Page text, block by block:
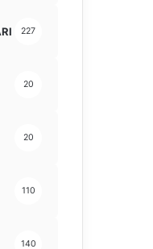
227
20
20
110
140